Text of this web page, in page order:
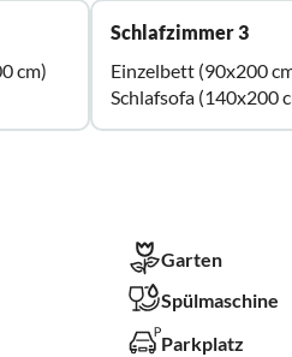
cm)
Schlafzimmer 3
Einzelbett (90x200
Schlafsofa (140x200
Garten
Spülmaschine
Parkplatz